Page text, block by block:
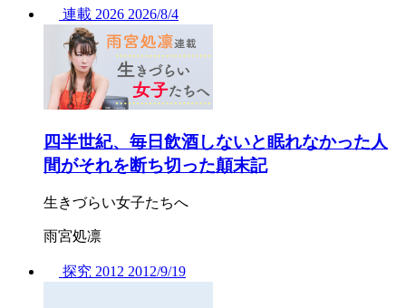
連載 2026 2026/8/4
四半世紀、毎日飲酒しないと眠れなかった人
間がそれを断ち切った顛末記
生きづらい女子たちへ
雨宮処凛
探究 2012 2012/9/19